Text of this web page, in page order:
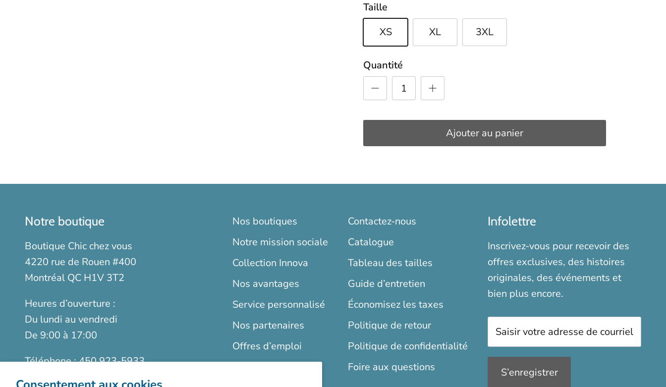
Taille
XS
XL 3XL
Quantité
Ajouter au panier
Notre boutique
Boutique Chic chez vous
4220 rue de Rouen #400
Montréal QC H1V 3T2
Heures d’ouverture :
Du lundi au vendredi
De 9:00 à 17:00
Téléphone :450 923-5933
1-888-923-9366
Nos boutiques
Notre mission sociale
Collection Innova
Nos avantages
Service personnalisé
Nos partenaires
Offres d’emploi
Contactez-nous
Catalogue
Tableau des tailles
Guide d’entretien
Économisez les taxes
Politique de retour
Politique de confidentialité
Foire aux questions
Infolettre
Inscrivez-vous pour recevoir des
offres exclusives, des histoires
originales, des événements et
bien plus encore.
S’enregistrer